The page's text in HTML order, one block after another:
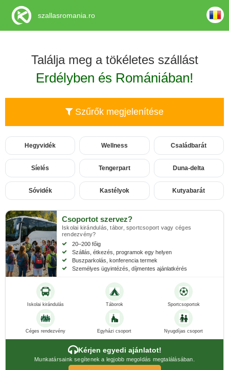
Találja meg a tökéletes szállást
Erdélyben és Romániában!
Szűrők megjelenítése
Hegyvidék Wellness Családbarát
Síelés Tengerpart Duna-delta
Sóvidék Kastélyok Kutyabarát
Csoportot szervez?
Iskolai kirándulás, tábor, sportcsoport vagy céges
rendezvény?
20–200 főig
Szállás, étkezés, programok egy helyen
Buszparkolás, konferencia termek
Személyes ügyintézés, díjmentes ajánlatkérés
Iskolai kirándulás Táborok Sportcsoportok
Céges rendezvény Egyházi csoport Nyugdíjas csoport
Kérjen egyedi ajánlatot!
Munkatársaink segítenek a legjobb megoldás megtalálásában.
szallasromania.ro